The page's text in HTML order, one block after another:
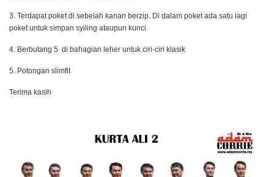
3. Terdapat poket di sebelah kanan berzip. Di dalam poket ada satu lagi
poket untuk simpan syiling ataupun kunci.
4. Berbutang 5 di bahagian leher untuk ciri-ciri klasik
5. Potongan slimfit
Terima kasih